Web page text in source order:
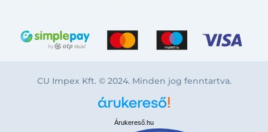
CU Impex Kft. © 2024. Minden jog fenntartva.
Árukereső.hu